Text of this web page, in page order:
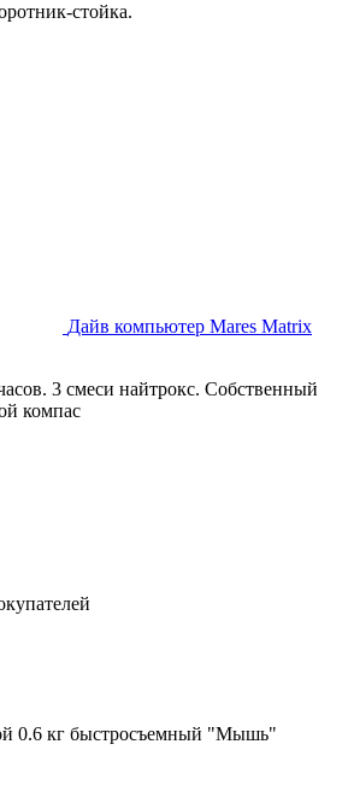
стойка.
Дайв компьютер Mares Matrix
3 смеси найтрокс. Собственный
компас
0.6 кг быстросъемный "Мышь"